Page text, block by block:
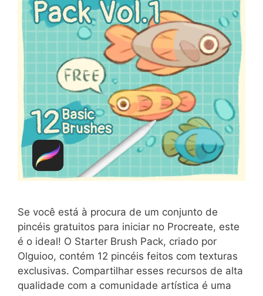
Se você está à procura de um conjunto de
pincéis gratuitos para iniciar no Procreate, este
é o ideal! O Starter Brush Pack, criado por
Olguioo, contém 12 pincéis feitos com texturas
exclusivas. Compartilhar esses recursos de alta
qualidade com a comunidade artística é uma